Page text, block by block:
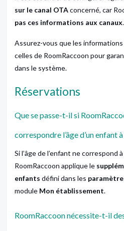
sur le canal OTAconcerné, car
pas ces informations aux canaux.
Assurez-vous que les
celles de RoomRaccoon pour
dans le système.
Réservations
Que se passe-t-il si
correspondre l’âge d’un enfant
Si l’âge de l’enfant ne correspond
RoomRaccoon applique le
enfants défini dans les
module Mon établissement.
RoomRaccoon nécessite-t-il